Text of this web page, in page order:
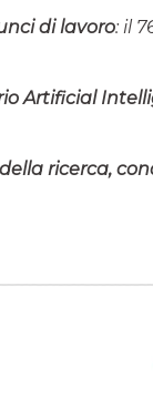
di lavoro: il
Artificial
ricerca,